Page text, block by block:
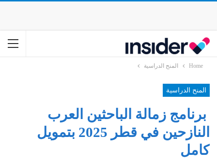
Home المنح الدراسية
المنح الدراسية
برنامج زمالة الباحثين العرب
النازحين في قطر 2025 بتمويل
كامل